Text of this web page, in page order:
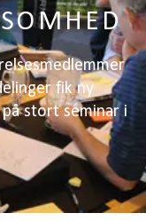
fik ny
stort seminar i